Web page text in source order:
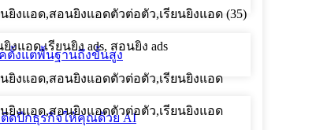
คตั้งแต่พื้นฐานถึงขั้นสูง
ะติดปีกธุรกิจให้คุณด้วย AI